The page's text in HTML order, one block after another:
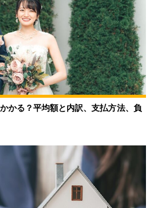
かる？平均額と内訳、支払方法、負